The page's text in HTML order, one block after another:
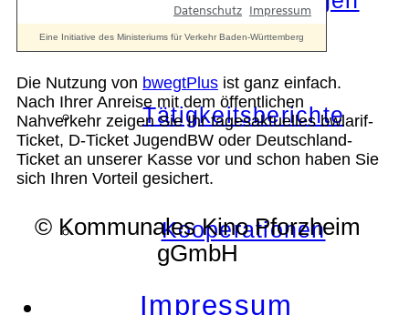
Tätigkeitsberichte
Kooperationen
Die Nutzung von bwegtPlus ist ganz einfach.
Nach Ihrer Anreise mit dem öffentlichen
Nahverkehr zeigen Sie Ihr tagesaktuelles bwlarif-
Ticket, D-Ticket JugendBW oder Deutschland-
Ticket an unserer Kasse vor und schon haben Sie
sich Ihren Vorteil gesichert.
© Kommunales Kino Pforzheim
gGmbH
Impressum